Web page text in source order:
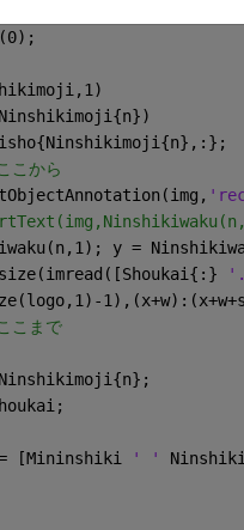
こから
y =
こまで
[Mininshiki
' '